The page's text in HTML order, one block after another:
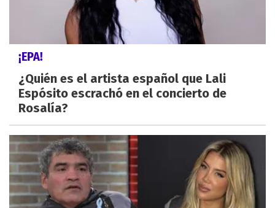
¡EPA!
¿Quién es el artista español que Lali
Espósito escrachó en el concierto de
Rosalía?